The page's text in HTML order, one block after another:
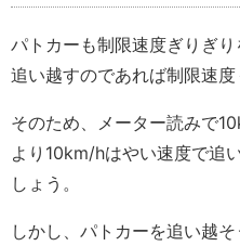
パトカーも制限速度ぎりぎり
追い越すのであれば制限速度
そのため、メーター読みで
より10km/hはやい速度で追
しょう。
しかし、パトカーを追い越